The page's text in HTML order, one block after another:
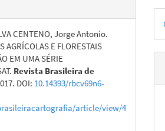
CENTENO, Jorge Antonio.
AGRÍCOLAS E FLORESTAIS
EM UMA SÉRIE
Revista Brasileira de
DOI: 10.14393/rbcv69n6-
article/view/4